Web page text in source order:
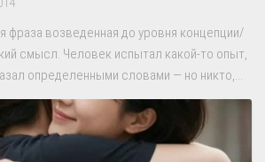
фраза возведенная до уровня концепции/
смысл. Человек испытал какой-то опыт,
определенными словами — но никто,...